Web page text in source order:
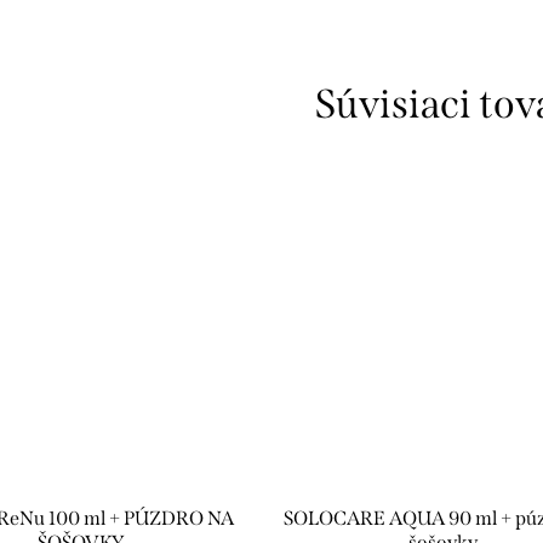
Súvisiaci
100 ml + PÚZDRO NA
SOLOCARE AQUA 90 ml +